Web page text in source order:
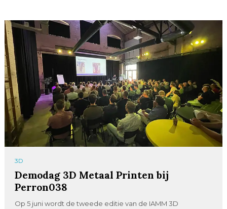
3D
Demodag 3D Metaal Printen bij
Perron038
Op 5 juni wordt de tweede editie van de IAMM 3D